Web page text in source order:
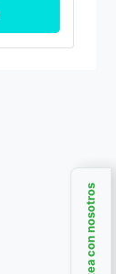
Chatea con nosotros